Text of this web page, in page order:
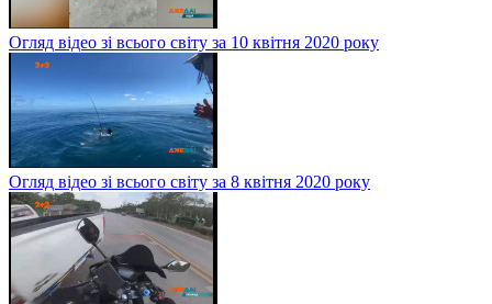
Огляд відео зі всього світу за 10 квітня 2020 року
Огляд відео зі всього світу за 8 квітня 2020 року